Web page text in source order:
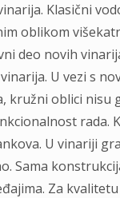
Klasični
oblikom
deo novih
U vezi s
kružni oblici
rada.
U vinariji
Sama
Za